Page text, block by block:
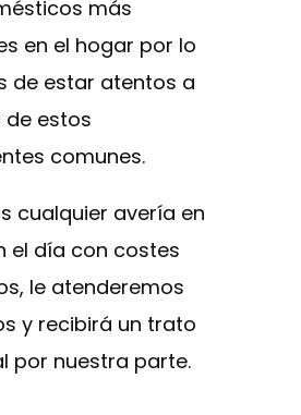
más
en el hogar por lo
de estar atentos a
de estos
comunes.
cualquier avería en
el día con costes
le atenderemos
y recibirá un trato
por nuestra parte.